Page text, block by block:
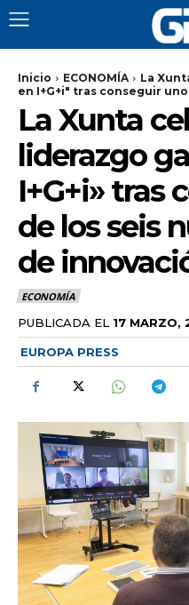
Inicio ECONOMÍA
La
en I+G+i" tras conseguir uno
La Xunta
liderazgo
I+G+i» tras
de los seis
de
ECONOMÍA
PUBLICADA EL 17 MARZO,
EUROPA PRESS